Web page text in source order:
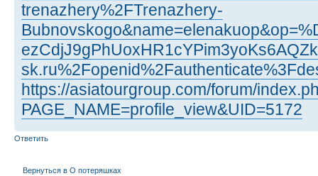
trenazhery%2FTrenazhery-
https://asiatourgroup.com/forum/
PAGE_NAME=profile_view&UID=5172
Ответить
Вернуться в О потеряшках